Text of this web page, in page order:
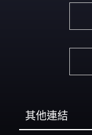
其他連結